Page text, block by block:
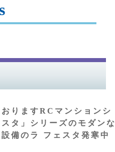
りますRCマンションシ
タ」シリーズのモダンな
備のラ フェスタ発寒中